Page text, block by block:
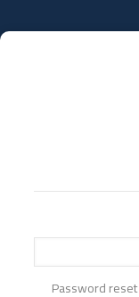
Password